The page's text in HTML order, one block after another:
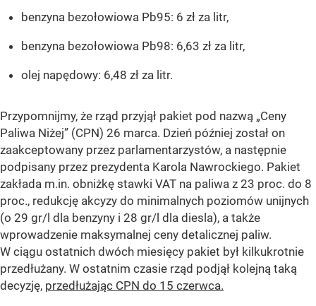
benzyna bezołowiowa Pb95: 6 zł za litr,
benzyna bezołowiowa Pb98: 6,63 zł za litr,
olej napędowy: 6,48 zł za litr.
Przypomnijmy, że rząd przyjął pakiet pod nazwą „Ceny
Paliwa Niżej” (CPN) 26 marca. Dzień później został on
zaakceptowany przez parlamentarzystów, a następnie
podpisany przez prezydenta Karola Nawrockiego. Pakiet
zakłada m.in. obniżkę stawki VAT na paliwa z 23 proc. do 8
proc., redukcję akcyzy do minimalnych poziomów unijnych
(o 29 gr/l dla benzyny i 28 gr/l dla diesla), a także
wprowadzenie maksymalnej ceny detalicznej paliw.
W ciągu ostatnich dwóch miesięcy pakiet był kilkukrotnie
przedłużany. W ostatnim czasie rząd podjął kolejną taką
decyzję, przedłużając CPN do 15 czerwca.